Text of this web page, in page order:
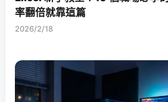
率翻倍就靠這篇
2026/2/18